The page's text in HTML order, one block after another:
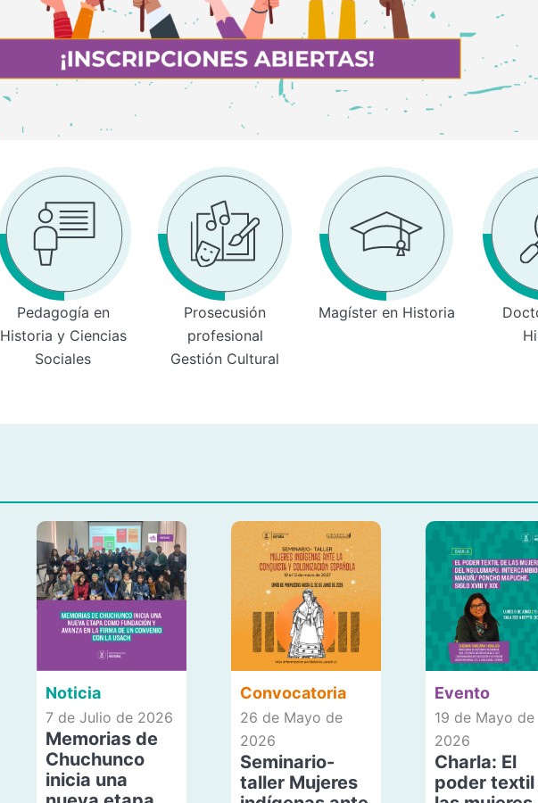
Pedagogía en
Historia y Ciencias
Sociales
Prosecusión
profesional
Gestión Cultural
Magíster en Historia
Noticia
7 de Julio de 2026
Memorias de
Chuchunco
inicia una
Convocatoria
26 de Mayo de
2026
Seminario-
taller Mujeres
Evento
19 de Mayo de
2026
Charla: El
poder textil